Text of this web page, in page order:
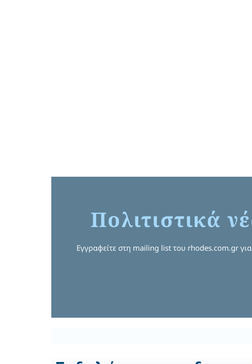
Πολιτιστικά
Εγγραφείτε στη mailing list του rhodes.com.gr